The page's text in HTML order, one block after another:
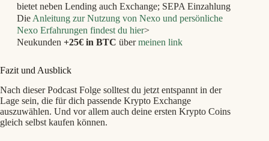
bietet neben Lending auch Exchange; SEPA Einzahlung
Die Anleitung zurNutzung von Nexo und persönliche
Nexo Erfahrungen findest du hier>
Neukunden +25€ in BTC übermeinen link
Fazit und Ausblick
Nach dieser Podcast Folge solltest du jetzt entspannt in der
Lage sein, die für dich passende Krypto Exchange
auszuwählen. Und vor allem auch deine ersten Krypto Coins
gleich selbst kaufen können.